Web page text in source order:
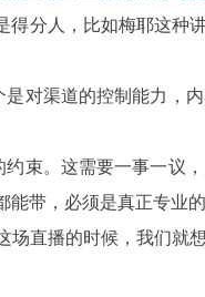
得分人，比如梅耶这种
对渠道的控制能力，
束。这需要一事一议
能带，必须是真正专业
场直播的时候，我们